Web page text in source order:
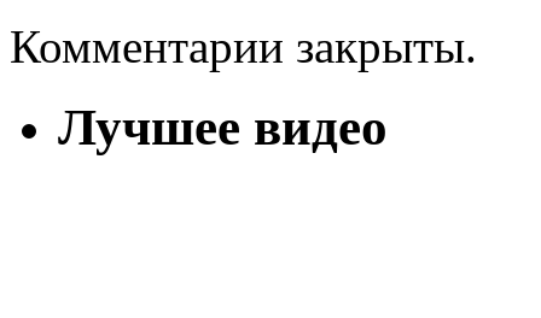
Комментарии закрыты.
Лучшее видео